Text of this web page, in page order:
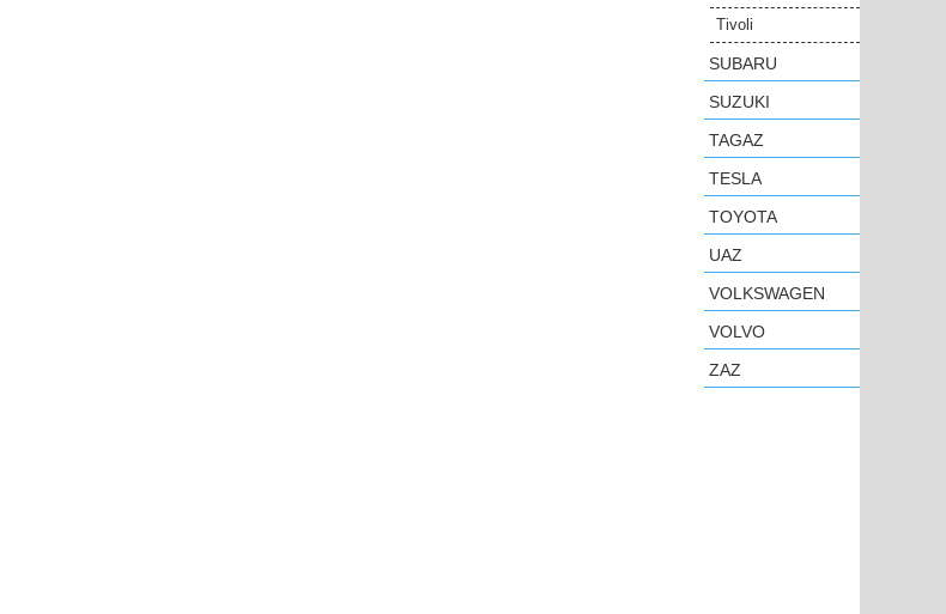
Tivoli
SUBARU
SUZUKI
TAGAZ
TESLA
TOYOTA
UAZ
VOLKSWAGEN
VOLVO
ZAZ